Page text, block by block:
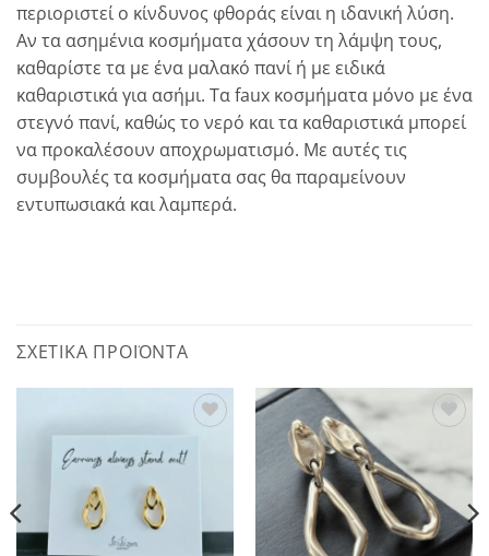
περιοριστεί ο κίνδυνος φθοράς είναι η ιδανική λύση.
Αν τα ασημένια κοσμήματα χάσουν τη λάμψη τους,
καθαρίστε τα με ένα μαλακό πανί ή με ειδικά
καθαριστικά για ασήμι. Τα faux κοσμήματα μόνο με ένα
στεγνό πανί, καθώς το νερό και τα καθαριστικά μπορεί
να προκαλέσουν αποχρωματισμό. Με αυτές τις
συμβουλές τα κοσμήματα σας θα παραμείνουν
εντυπωσιακά και λαμπερά.
ΣΧΕΤΙΚΆ ΠΡΟΪΌΝΤΑ
wishlist